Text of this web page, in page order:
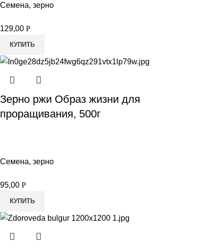
Семена, зерно
129,00 Р
КУПИТЬ
Зерно ржи Образ жизни для
проращивания, 500г
Семена, зерно
95,00 Р
КУПИТЬ